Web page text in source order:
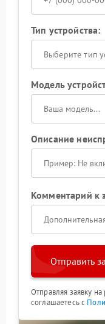
Тип устройства:
Выберите тип
Модель
Описание
Комментарий к
Отправить
Отправляя заявку
соглашаетесь с